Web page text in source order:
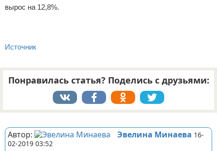
вырос на 12,8%.
Источник
Понравилась статья? Поделись с друзьями:
Автор: Эвелина Минаева 16-
02-2019 03:52